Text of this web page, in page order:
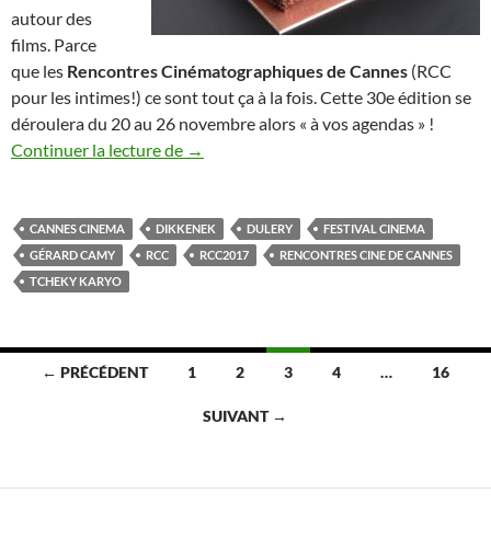
autour des
films. Parce
que les Rencontres Cinématographiques de Cannes (RCC
pour les intimes!) ce sont tout ça à la fois. Cette 30e édition se
déroulera du 20 au 26 novembre alors « à vos agendas » !
Continuer la lecture de
RCC 2017 : happy birthday
→
CANNES CINEMA DIKKENEK DULERY
FESTIVAL CINEMA
GÉRARD CAMY
RCC RCC2017
RENCONTRES CINE DE CANNES
TCHEKY KARYO
Navigation
← PRÉCÉDENT 1 2 3 4 … 16
SUIVANT →